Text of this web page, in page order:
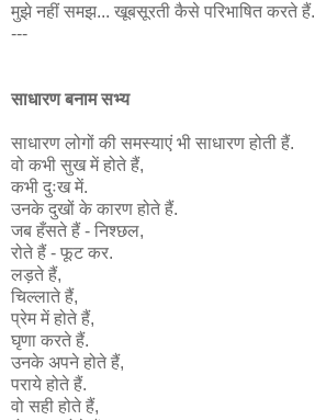
मुझे नहीं समझ... खूबसूरती कैसे परिभाषित करते हैं.
---
साधारण बनाम सभ्य
साधारण लोगों की समस्याएं भी साधारण होती हैं.
वो कभी सुख में होते हैं,
कभी दुःख में.
उनके दुखों के कारण होते हैं.
जब हँसते हैं - निश्छल,
रोते हैं - फूट कर.
लड़ते हैं,
चिल्लाते हैं,
प्रेम में होते हैं,
घृणा करते हैं.
उनके अपने होते हैं,
पराये होते हैं.
वो सही होते हैं,